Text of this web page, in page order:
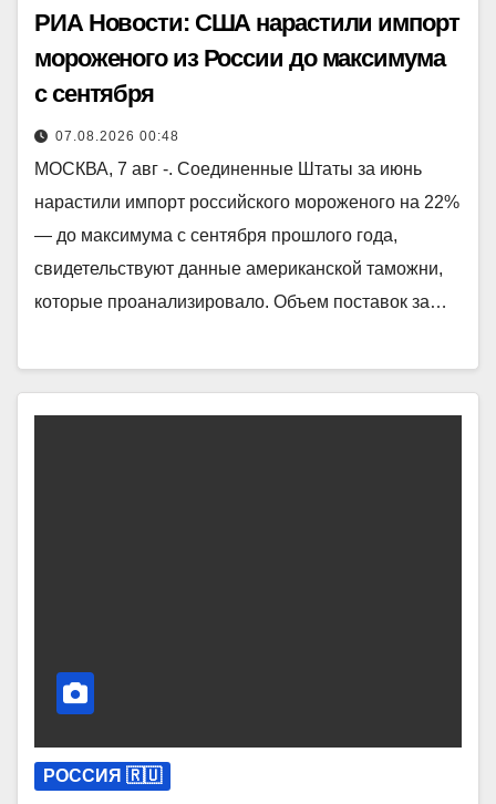
РИА Новости: США нарастили импорт
мороженого из России до максимума
с сентября
07.08.2026 00:48
МОСКВА, 7 авг -. Соединенные Штаты за июнь
нарастили импорт российского мороженого на 22%
— до максимума с сентября прошлого года,
свидетельствуют данные американской таможни,
которые проанализировало. Объем поставок за…
РОССИЯ 🇷🇺